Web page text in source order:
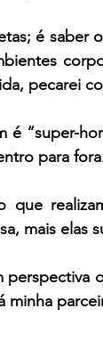
é saber
pecarei
é “super-
para
mais elas
minha